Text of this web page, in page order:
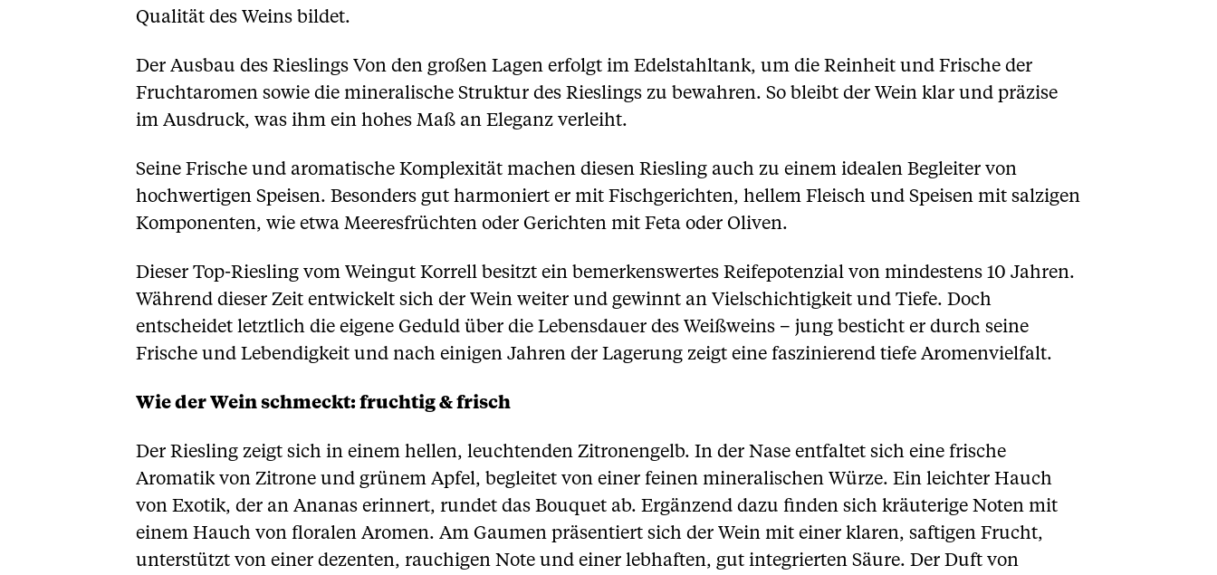
Qualität des Weins bildet.
Der Ausbau des Rieslings Von den großen Lagen erfolgt im Edelstahltank, um die Reinheit und Frische der
Fruchtaromen sowie die mineralische Struktur des Rieslings zu bewahren. So bleibt der Wein klar und präzise
im Ausdruck, was ihm ein hohes Maß an Eleganz verleiht.
Seine Frische und aromatische Komplexität machen diesen Riesling auch zu einem idealen Begleiter von
hochwertigen Speisen. Besonders gut harmoniert er mit Fischgerichten, hellem Fleisch und Speisen mit salzigen
Komponenten, wie etwa Meeresfrüchten oder Gerichten mit Feta oder Oliven.
Dieser Top-Riesling vom Weingut Korrell besitzt ein bemerkenswertes Reifepotenzial von mindestens 10 Jahren.
Während dieser Zeit entwickelt sich der Wein weiter und gewinnt an Vielschichtigkeit und Tiefe. Doch
entscheidet letztlich die eigene Geduld über die Lebensdauer des Weißweins – jung besticht er durch seine
Frische und Lebendigkeit und nach einigen Jahren der Lagerung zeigt eine faszinierend tiefe Aromenvielfalt.
Wie der Wein schmeckt: fruchtig & frisch
Der Riesling zeigt sich in einem hellen, leuchtenden Zitronengelb. In der Nase entfaltet sich eine frische
Aromatik von Zitrone und grünem Apfel, begleitet von einer feinen mineralischen Würze. Ein leichter Hauch
von Exotik, der an Ananas erinnert, rundet das Bouquet ab. Ergänzend dazu finden sich kräuterige Noten mit
einem Hauch von floralen Aromen. Am Gaumen präsentiert sich der Wein mit einer klaren, saftigen Frucht,
unterstützt von einer dezenten, rauchigen Note und einer lebhaften, gut integrierten Säure. Der Duft von